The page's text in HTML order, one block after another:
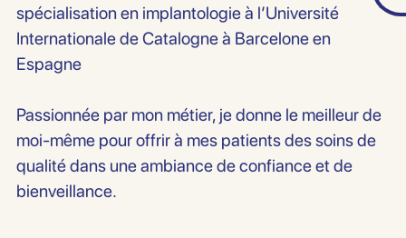
spécialisation en implantologie à l’Université
Internationale de Catalogne à Barcelone en
Espagne
Passionnée par mon métier, je donne le meilleur de
moi-même pour offrir à mes patients des soins de
qualité dans une ambiance de confiance et de
bienveillance.